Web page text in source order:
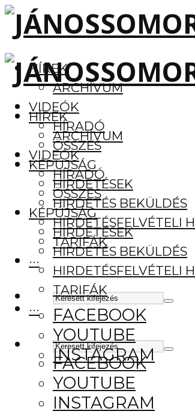
HÍREK
ARCHÍVUM
VIDEÓK
HÍRADÓ
ÖSSZES
KÉPÚJSÁG
HIRDETÉSEK
HIRDETÉS BEKÜLDÉS
HIRDETÉSFELVÉTELI
TARIFÁK
···
FACEBOOK
YOUTUBE
INSTAGRAM
HÍREK
ARCHÍVUM
VIDEÓK
HÍRADÓ
ÖSSZES
KÉPÚJSÁG
HIRDETÉSEK
HIRDETÉS BEKÜLDÉS
HIRDETÉSFELVÉTELI
TARIFÁK
···
FACEBOOK
YOUTUBE
INSTAGRAM